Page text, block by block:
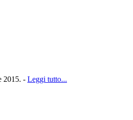
2015. - Leggi tutto...